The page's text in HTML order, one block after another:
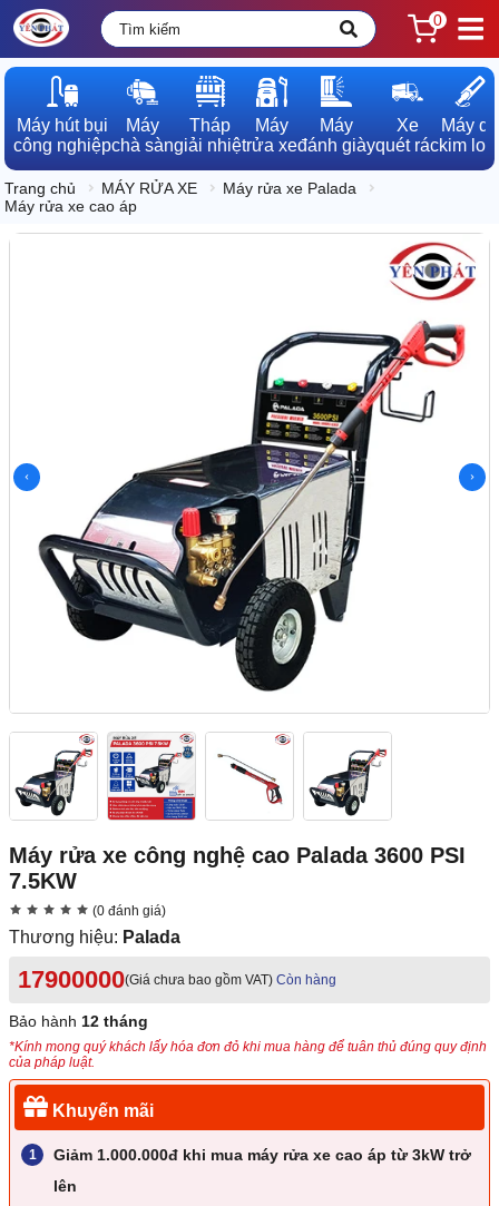
0
Máy hút bụi
công nghiệp
Máy
chà sàn
Tháp
giải nhiệt
Máy
rửa xe
Máy
đánh giày
Xe
quét rác
Máy dò
kim loại
Trang chủ MÁY RỬA XE
Máy rửa xe Palada
Máy rửa xe cao áp
Máy rửa xe công nghệ cao Palada 3600 PSI
7.5KW
(0 đánh giá)
Thương hiệu: Palada
17900000(Giá chưa bao gồm VAT) Còn hàng
Bảo hành 12 tháng
*Kính mong quý khách lấy hóa đơn đỏ khi mua hàng để tuân thủ đúng quy định
của pháp luật.
Khuyến mãi
Giảm 1.000.000đ khi mua máy rửa xe cao áp từ 3kW trở
lên